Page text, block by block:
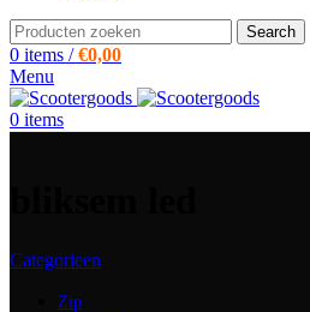
Search
0 items / €0,00
Menu
0 items
Categorieen
Zip